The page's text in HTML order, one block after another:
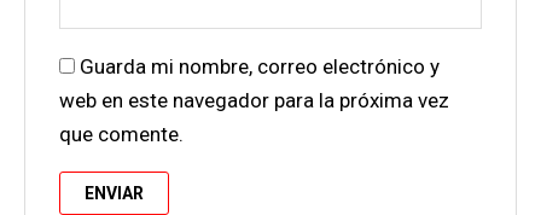
Guarda mi nombre, correo electrónico y
web en este navegador para la próxima vez
que comente.